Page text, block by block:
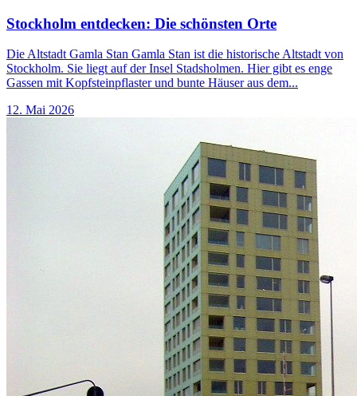
Stockholm entdecken: Die schönsten Orte
Die Altstadt Gamla Stan Gamla Stan ist die historische Altstadt von
Stockholm. Sie liegt auf der Insel Stadsholmen. Hier gibt es enge
Gassen mit Kopfsteinpflaster und bunte Häuser aus dem...
12. Mai 2026